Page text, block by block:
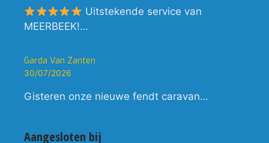
Uitstekende service van
MEERBEEK!…
Garda Van Zanten
30/07/2026
Gisteren onze nieuwe fendt caravan…
Aangesloten bij